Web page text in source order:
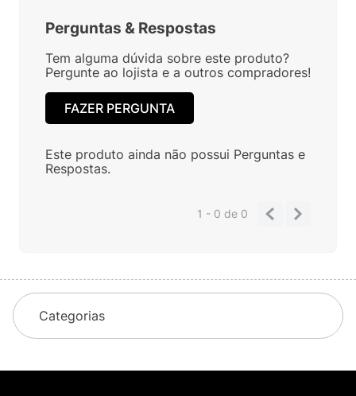
Perguntas & Respostas
Tem alguma dúvida sobre este produto?
Pergunte ao lojista e a outros compradores!
FAZER PERGUNTA
Este produto ainda não possui Perguntas e
Respostas.
1 - 0de 0
Categorias